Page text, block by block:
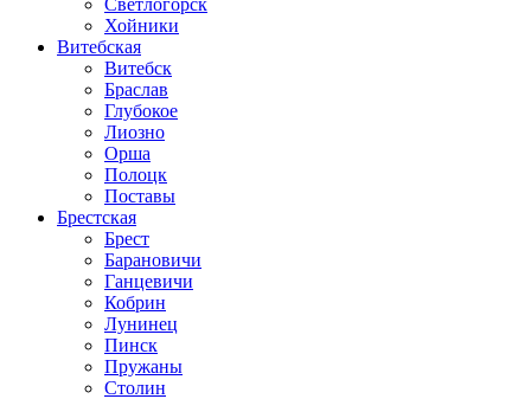
Хойники
Витебская
Витебск
Браслав
Глубокое
Лиозно
Орша
Полоцк
Поставы
Брестская
Брест
Барановичи
Ганцевичи
Кобрин
Лунинец
Пинск
Пружаны
Столин